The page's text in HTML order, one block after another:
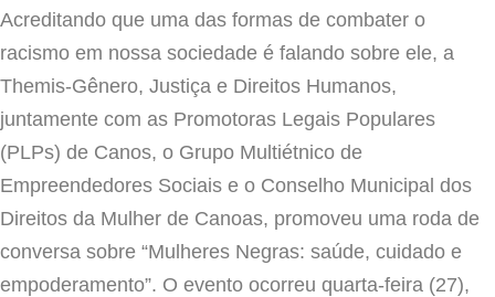
Acreditando que uma das formas de combater o
racismo em nossa sociedade é falando sobre ele, a
Themis-Gênero, Justiça e Direitos Humanos,
juntamente com as Promotoras Legais Populares
(PLPs) de Canos, o Grupo Multiétnico de
Empreendedores Sociais e o Conselho Municipal dos
Direitos da Mulher de Canoas, promoveu uma roda de
conversa sobre “Mulheres Negras: saúde, cuidado e
empoderamento”. O evento ocorreu quarta-feira (27),